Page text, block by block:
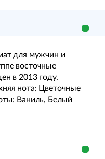
для мужчин и
восточные
в 2013 году.
нота: Цветочные
Ваниль, Белый